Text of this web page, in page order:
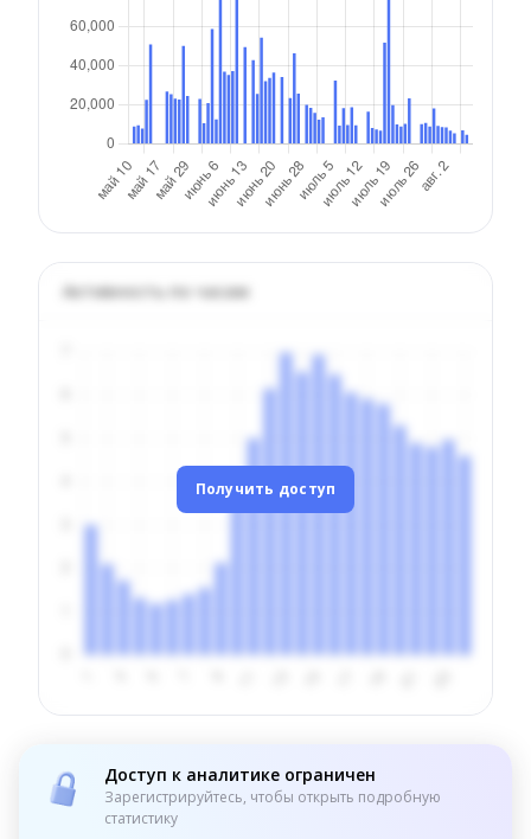
Активность по часам
Получить доступ
Доступ к аналитике ограничен
Зарегистрируйтесь, чтобы открыть подробную
статистику